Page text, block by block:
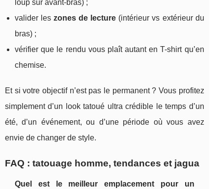
loup sur avant-bras) ;
valider leszones de lecture (intérieur vs extérieur du
bras) ;
vérifier que le rendu vous plaît autant en T-shirt qu’en
chemise.
Et si votre objectif n’est pas le permanent ? Vous profitez
simplement d’un look tatoué ultra crédible le temps d’un
été, d’un événement, ou d’une période où vous avez
envie de changer de style.
FAQ : tatouage homme, tendances et jagua
Quel est le meilleur emplacement pour un